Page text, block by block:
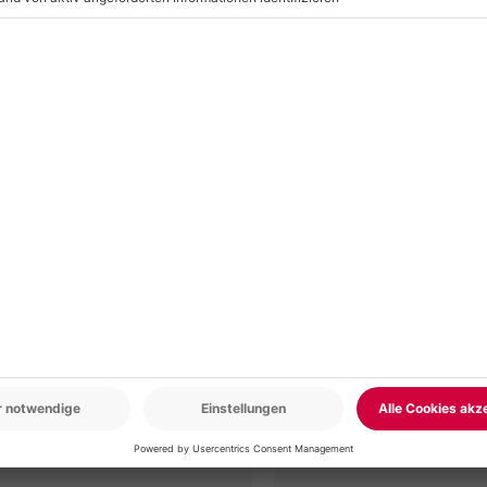
Sonnencreme
CLUB DEAL